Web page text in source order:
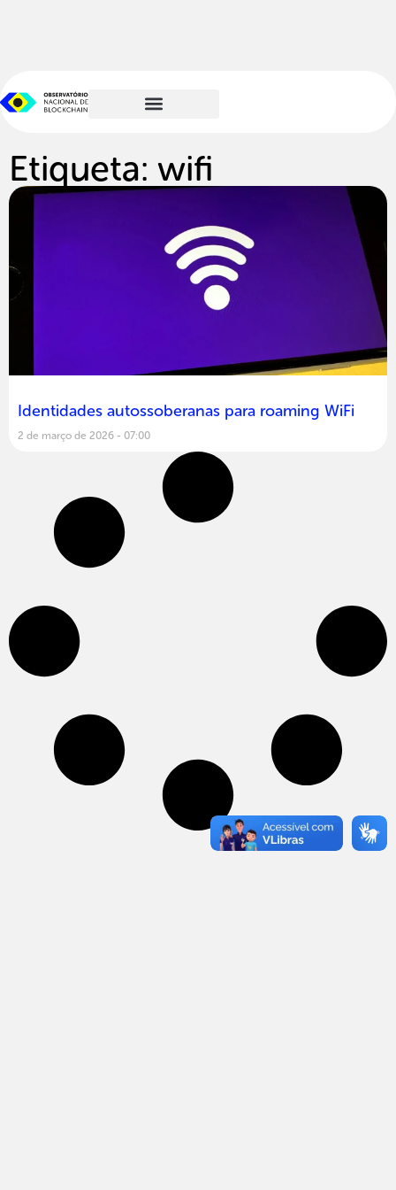
Etiqueta: wifi
Identidades autossoberanas para roaming WiFi
2 de março de 2026 07:00